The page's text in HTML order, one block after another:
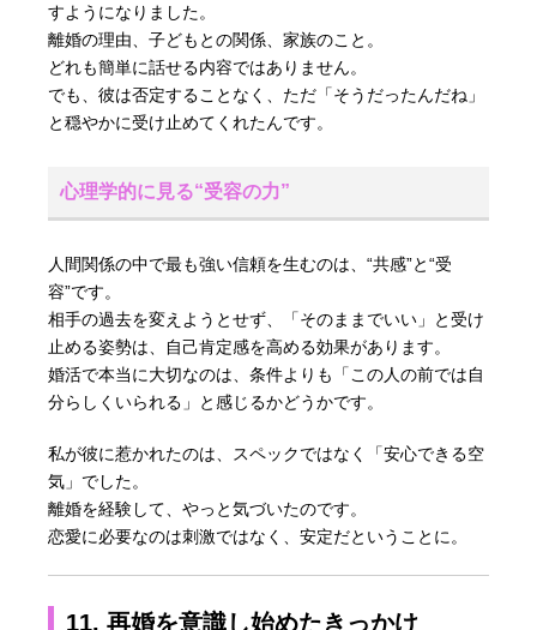
すようになりました。
離婚の理由、子どもとの関係、家族のこと。
どれも簡単に話せる内容ではありません。
でも、彼は否定することなく、ただ「そうだったんだね」
と穏やかに受け止めてくれたんです。
心理学的に見る“受容の力”
人間関係の中で最も強い信頼を生むのは、“共感”と“受
容”です。
相手の過去を変えようとせず、「そのままでいい」と受け
止める姿勢は、自己肯定感を高める効果があります。
婚活で本当に大切なのは、条件よりも「この人の前では自
分らしくいられる」と感じるかどうかです。
私が彼に惹かれたのは、スペックではなく「安心できる空
気」でした。
離婚を経験して、やっと気づいたのです。
恋愛に必要なのは刺激ではなく、安定だということに。
11. 再婚を意識し始めたきっかけ